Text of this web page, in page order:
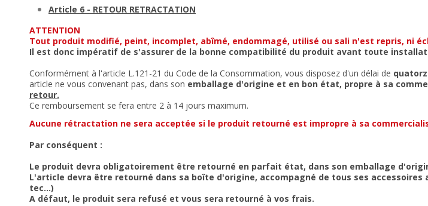
Article 6 - RETOUR RETRACTATION
ATTENTION
Tout produit modifié, peint, incomplet, abîmé, endommagé, utilisé ou sali n'est repris, ni
Il est donc impératif de s'assurer de la bonne compatibilité du produit avant toute
Conformément à l'article L.121-21 du Code de la Consommation, vous disposez d'un délai de
article ne vous convenant pas, dans son emballage d'origine et en bon état, propre à sa
retour.
Ce remboursement se fera entre 2 à 14 jours maximum.
Aucune rétractation ne sera acceptée si le produit retourné est impropre à sa
Par conséquent :
Le produit devra obligatoirement être retourné en parfait état, dans son emballage
L'article devra être retourné dans sa boîte d'origine, accompagné de tous ses
tec...)
A défaut, le produit sera refusé et vous sera retourné à vos frais.